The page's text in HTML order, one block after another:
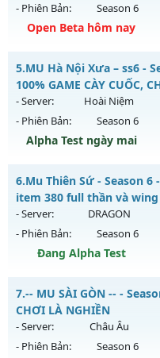
Exp: 9999x - Drop: 90%
Kiểu reset: Reset In Game
Antihack: SharkGaurd
- Phiên Bản:
Season 6
Open Beta hôm nay
Mu Băng Tuyết - Mu Dễ
Mu mới ra tháng 08 2026
06/08/2626
Exp: 9998x - Drop: 90%
Kiểu reset: Reset In Game
Antihack: Dragon
5.MU Hà Nội Xưa – ss6 -
100% GAME CÀY CUỐC,
- Server: Hoài Niệm
- Phiên Bản:
Season 6
Alpha Test ngày mai
MU Hà Nội Xưa – ss6 -
CÓ
Mu mới ra tháng 08 2026 -
ngày 09/08/2626
Exp: 500x - Drop: 50%
Thể loại: Mu Nguyên bản
Antihack: BDCAM
6.Mu Thiên Sứ - Season 6
item 380 full thần và wing
- Server: DRAGON
- Phiên Bản:
Season 6
Đang Alpha Test
Mu Thiên Sứ - Tối đa item
Mu mới ra tháng 08 2026 -
ngày 09/08/2626
Exp: 2000x - Drop: 100%
7.-- MU SÀI GÒN -- -
CHƠI LÀ NGHIỀN
- Server: Châu Âu
- Phiên Bản:
Season 6